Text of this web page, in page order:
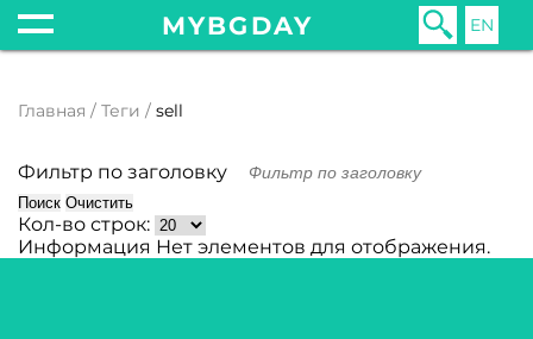
MYBGDAY EN
Главная Теги sell
Фильтр по заголовку
Поиск Очистить
Кол-во строк:
Информация Нет элементов для отображения.